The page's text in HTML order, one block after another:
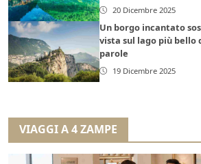
20 Dicembre 2025
Un borgo incantato
vista sul lago più bello
parole
19 Dicembre 2025
VIAGGI A 4 ZAMPE